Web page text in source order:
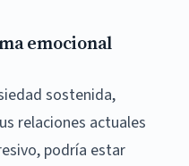
emocional
sostenida,
relaciones actuales
podría estar